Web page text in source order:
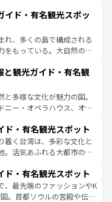
覧を参照してほしい。
ッピング、エンターテイ
ットだ。一方、アメリカ
ンドキャニオンやイエロー
が堪能できる。さらに、南
各地域で異なる魅力を楽
歴史を感じることができ
や列車の旅も、アメリカ
アメリカ
てほしい。
イド・有名観光スポッ
れ、多くの島で構成される
をもっている。大自然の神
の観光地といえばオアフ
マウイ島やカウアイ島が
輝く海をはじめ、豊かな
アロハスピリット」と呼ば
やハワイアンミュージッ
すべてがハワイの魅力を彩
見と感動が待っているハ
しい。
と観光ガイド・有名観
多様な文化が魅力の国。
ニー・オペラハウス、オー
るウルル（エアーズロッ
林やケアンズの熱帯雨林な
、カフェやワイン、オージ
おり、サーフィンやダイ
トドア好きにはたまらな
力を存分に味わいつくそ
ド・有名観光スポット
着く台湾は、多彩な文化と
。活気あふれる大都市の台
湾東部など、都市の喧騒
、訪れる人に新しい発見と
、奥深い台湾の食文化も魅
ド・有名観光スポット
、最先端のファッションやK
。首都ソウルの宮殿や伝統